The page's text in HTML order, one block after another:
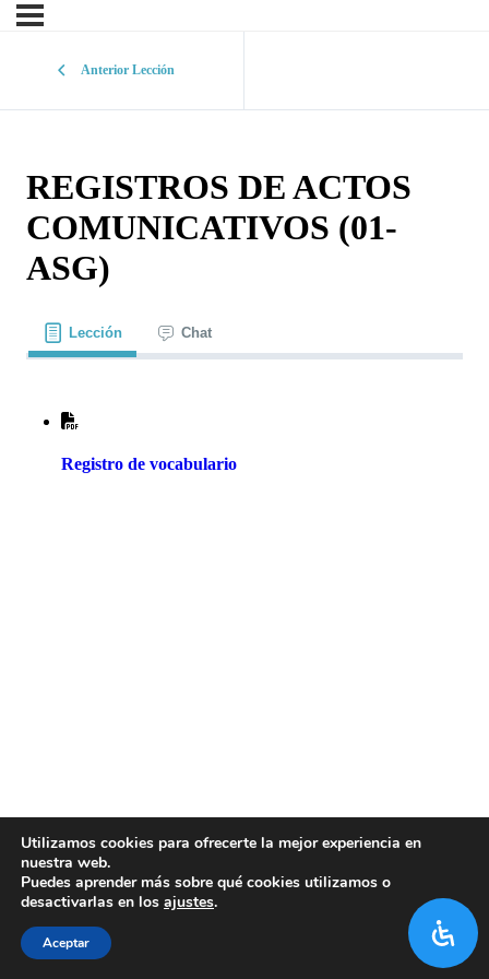
Anterior Lección
REGISTROS DE ACTOS
COMUNICATIVOS (01-
ASG)
Lección Chat
Registro de vocabulario
Utilizamos cookies para ofrecerte la mejor experiencia en
nuestra web.
Puedes aprender más sobre qué cookies utilizamos o
desactivarlas en los ajustes.
Aceptar